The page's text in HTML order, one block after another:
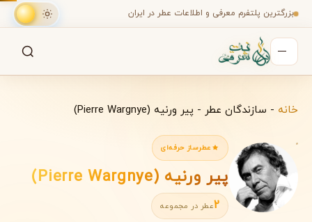
بزرگترین پلتفرم معرفی و اطلاعات عطر در ایران
جستجو در میان هزاران عطرخانه - سازندگان عطر - پیر ورنیه (Pierre Wargnye)
عطرساز حرفه‌ای
پیر ورنیه (Pierre Wargnye)
2عطر در مجموعه